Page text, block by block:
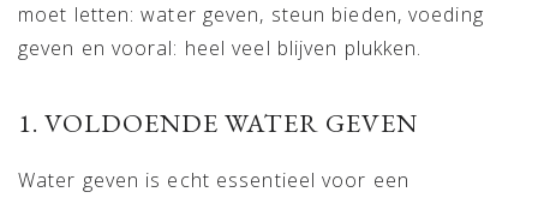
moet letten: water geven, steun bieden, voeding
geven en vooral: heel veel blijven plukken.
1. VOLDOENDE WATER GEVEN
Water geven is echt essentieel voor een